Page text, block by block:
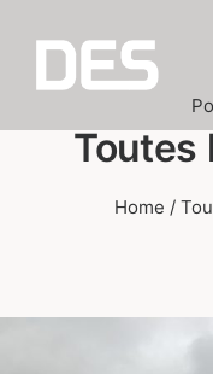
Toutes
Home /